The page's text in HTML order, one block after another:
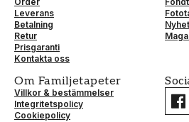
Leverans
Betalning
Retur
Prisgaranti
Kontakta oss
Om Familjetapeter
Villkor & bestämmelser
Integritetspolicy
Cookiepolicy